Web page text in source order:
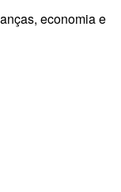
economia e